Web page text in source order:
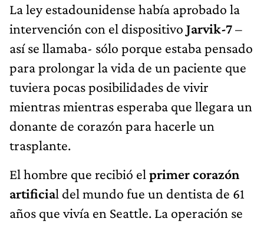
La ley estadounidense había aprobado la
intervención con el dispositivo Jarvik-7–
así se llamaba- sólo porque estaba pensado
para prolongar la vida de un paciente que
tuviera pocas posibilidades de vivir
mientras mientras esperaba que llegara un
donante de corazón para hacerle un
trasplante.
El hombre que recibió el primer corazón
artificial del mundo fue un dentista de 61
años que vivía en Seattle. La operación se